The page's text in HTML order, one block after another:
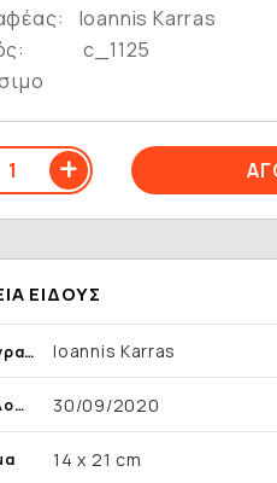
Ioannis Karras
c_1125
ΕΊΔΟΥΣ
Συγγραφέας Ioannis Karras
Κυκλοφορία 30/09/2020
14 x 21 cm